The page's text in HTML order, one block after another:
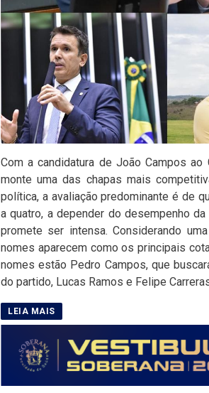
Com a candidatura de João Campos
monte uma das chapas mais
política, a avaliação predominante é de
a quatro, a depender do desempenho
promete ser intensa. Considerando
nomes aparecem como os principais
nomes estão Pedro Campos, que
do partido, Lucas Ramos e Felipe